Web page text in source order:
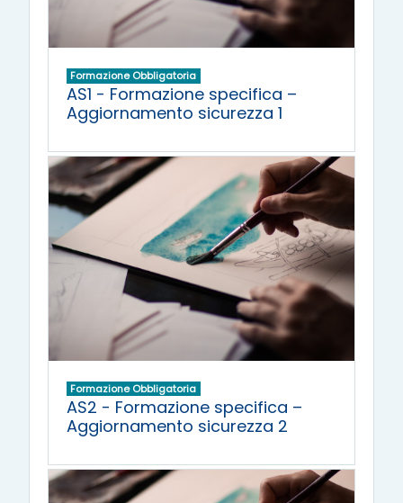
Formazione Obbligatoria
AS1 - Formazione specifica –
Aggiornamento sicurezza 1
Formazione Obbligatoria
AS2 - Formazione specifica –
Aggiornamento sicurezza 2